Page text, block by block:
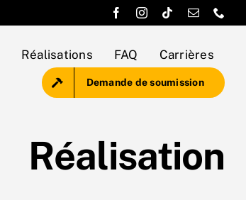
Réalisations FAQ Carrières
Demande de soumission
Réalisation